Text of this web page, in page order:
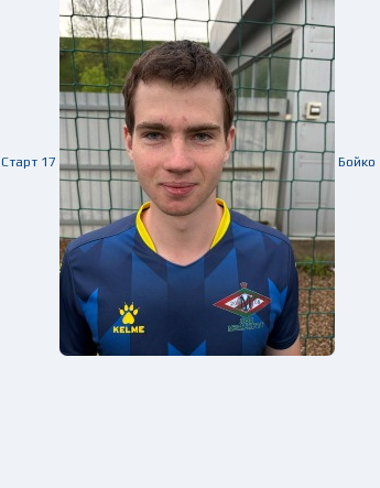
Старт 17 Бойко